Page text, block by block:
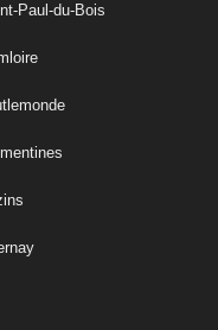
Paul-du-Bois